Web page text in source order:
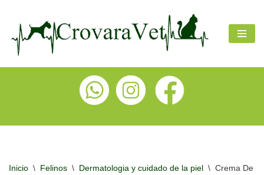
Inicio \ Felinos \ Dermatologia y cuidado de la piel \ Crema De